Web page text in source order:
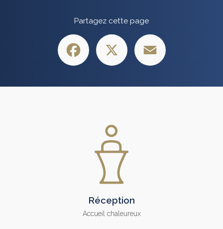
Partagez cette page
Facebook
Réception
Accueil chaleureux